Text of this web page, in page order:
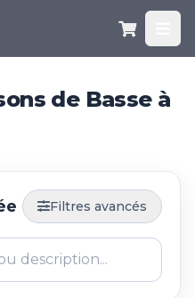
de Basse à
Filtres avancés